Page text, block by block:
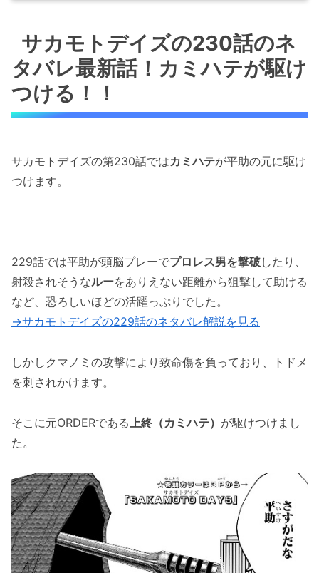
ミハテが駆けつける！！
サカモトデイズの230話のネタバレ最新話！ク
マノミが電車をぶん投げる！！
サカモトデイズの230話のネタバレ最新話！カ
サカモトデイズの230話のネタバレ最新話！狙
撃手同士のシンパシー
「サカモトデイズの230話のネタバレ最新話！
平助＆カミハテの共闘！」まとめ
サカモトデイズの230話のネ
タバレ最新話！カミハテが駆け
つける！！
サカモトデイズの第230話ではカミハテが平助の元に駆け
つけます。
229話では平助が頭脳プレーでプロレス男を撃破したり、
射殺されそうなルーをありえない距離から狙撃して助ける
など、恐ろしいほどの活躍っぷりでした。
→サカモトデイズの229話のネタバレ解説を見る
しかしクマノミの攻撃により致命傷を負っており、トドメ
を刺されかけます。
そこに元ORDERである 上終（カミハテ） が駆けつけまし
た。